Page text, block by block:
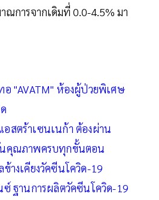
การจากเดิมที่ 0.0-4.5% มา
อ "AVATM" ห้องผู้ป่วยพิเศษ
สตร้าเซนเนก้า ต้องผ่าน
นคุณภาพครบทุกขั้นตอน
างเคียงวัคซีนโควิด-19
ซ์ ฐานการผลิตวัคซีนโควิด-19